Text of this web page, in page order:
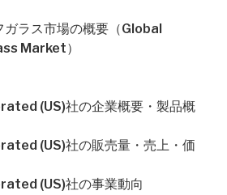
ガラス市場の概要（Global
Market）
(US)社の企業概要・製品概
(US)社の販売量・売上・価
(US)社の事業動向